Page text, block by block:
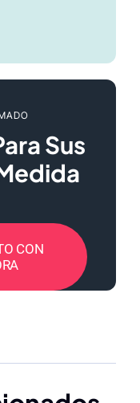
Sus
CON